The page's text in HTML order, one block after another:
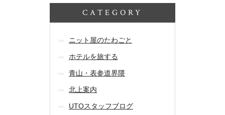
CATEGORY
ニット屋のたわごと
ホテルを旅する
青山・表参道界隈
北上案内
UTOスタッフブログ